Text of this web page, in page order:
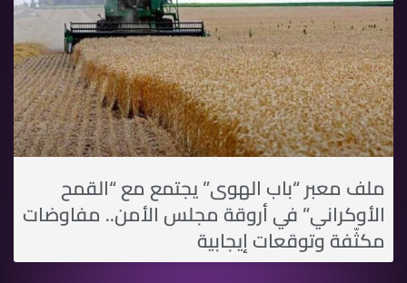
ملف معبر “باب الهوى” يجتمع مع “القمح
اﻷوكراني” في أروقة مجلس اﻷمن.. مفاوضات
مكثّفة وتوقعات إيجابية